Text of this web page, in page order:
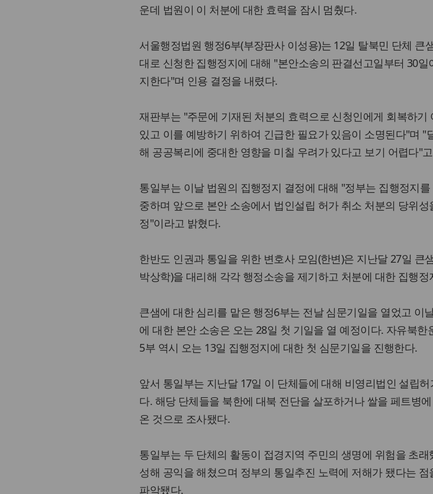
운데 법원이 이 처분에 대한 효력을 잠시 멈췄다.
서울행정법원 행정6부(부장판사 이성용)는 12일 탈북민 단체 큰
대로 신청한 집행정지에 대해 "본안소송의 판결선고일부터 30
지한다"며 인용 결정을 내렸다.
재판부는 "주문에 기재된 처분의 효력으로 신청인에게 회복하기
있고 이를 예방하기 위하여 긴급한 필요가 있음이 소명된다"며 "
해 공공복리에 중대한 영향을 미칠 우려가 있다고 보기 어렵다"
통일부는 이날 법원의 집행정지 결정에 대해 "정부는 집행정지
중하며 앞으로 본안 소송에서 법인설립 허가 취소 처분의 당위
정"이라고 밝혔다.
한반도 인권과 통일을 위한 변호사 모임(한변)은 지난달 27일 큰
박상학)을 대리해 각각 행정소송을 제기하고 처분에 대한 집행
큰샘에 대한 심리를 맡은 행정6부는 전날 심문기일을 열었고 이
에 대한 본안 소송은 오는 28일 첫 기일을 열 예정이다. 자유북
5부 역시 오는 13일 집행정지에 대한 첫 심문기일을 진행한다.
앞서 통일부는 지난달 17일 이 단체들에 대해 비영리법인 설립
다. 해당 단체들을 북한에 대북 전단을 살포하거나 쌀을 페트병
온 것으로 조사됐다.
통일부는 두 단체의 활동이 접경지역 주민의 생명에 위험을 초
성해 공익을 해쳤으며 정부의 통일추진 노력에 저해가 됐다는
파악됐다.